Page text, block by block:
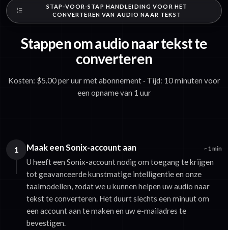
STAP-VOOR-STAP HANDLEIDING VOOR HET
CONVERTEREN VAN AUDIO NAAR TEKST
Stappen om audio naar tekst te
converteren
Kosten: $5.00 per uur met abonnement · Tijd: 10 minuten voor
een opname van 1 uur
1 Maak een Sonix-account aan ~1 min
U heeft een Sonix-account nodig om toegang te krijgen
tot geavanceerde kunstmatige intelligentie en onze
taalmodellen, zodat we u kunnen helpen uw audio naar
tekst te converteren. Het duurt slechts een minuut om
een account aan te maken en uw e-mailadres te
bevestigen.